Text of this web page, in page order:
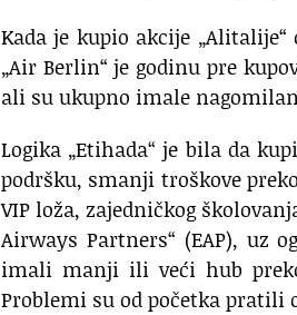
Kada je kupio akcije
„Air Berlin“ je godinu pre
ali su ukupno imale
Logika „Etihada“ je bila da
podršku, smanji troškove
VIP loža, zajedničkog
Airways Partners“ (EAP), uz
imali manji ili veći hub
Problemi su od početka pratili